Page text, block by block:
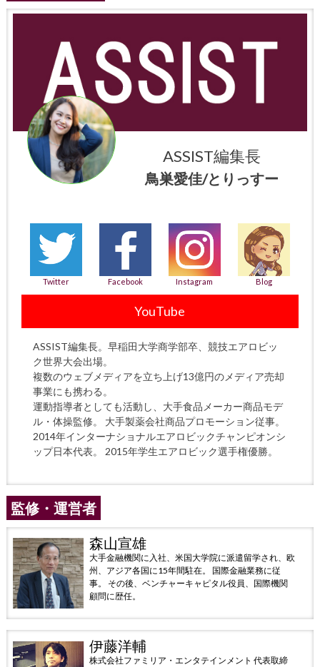
ASSIST編集長
鳥巣愛佳/とりっすー
Twitter Facebook Instagram Blog
YouTube
ASSIST編集長。早稲田大学商学部卒、競技エアロビッ
ク世界大会出場。
複数のウェブメディアを立ち上げ13億円のメディア売却
事業にも携わる。
運動指導者としても活動し、大手食品メーカー商品モデ
ル・体操監修。 大手製薬会社商品プロモーション従事。
2014年インターナショナルエアロビックチャンピオンシ
ップ日本代表。 2015年学生エアロビック選手権優勝。
監修・運営者
森山宣雄
大手金融機関に入社、米国大学院に派遣留学され、欧
州、アジア各国に15年間駐在。 国際金融業務に従
事。 その後、ベンチャーキャピタル役員、国際機関
顧問に歴任。
伊藤洋輔
株式会社ファミリア・エンタテインメント 代表取締